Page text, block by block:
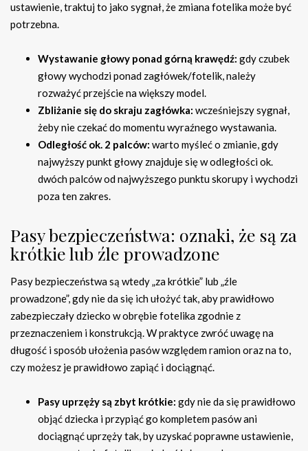
ustawienie, traktuj to jako sygnał, że zmiana fotelika może być
potrzebna.
Wystawanie głowy ponad górną krawędź: gdy czubek
głowy wychodzi ponad zagłówek/fotelik, należy
rozważyć przejście na większy model.
Zbliżanie się do skraju zagłówka: wcześniejszy sygnał,
żeby nie czekać do momentu wyraźnego wystawania.
Odległość ok. 2 palców: warto myśleć o zmianie, gdy
najwyższy punkt głowy znajduje się w odległości ok.
dwóch palców od najwyższego punktu skorupy i wychodzi
poza ten zakres.
Pasy bezpieczeństwa: oznaki, że są za
krótkie lub źle prowadzone
Pasy bezpieczeństwa są wtedy „za krótkie” lub „źle
prowadzone”, gdy nie da się ich ułożyć tak, aby prawidłowo
zabezpieczały dziecko w obrębie fotelika zgodnie z
przeznaczeniem i konstrukcją. W praktyce zwróć uwagę na
długość i sposób ułożenia pasów względem ramion oraz na to,
czy możesz je prawidłowo zapiąć i dociągnąć.
Pasy uprzęży są zbyt krótkie: gdy nie da się prawidłowo
objąć dziecka i przypiąć go kompletem pasów ani
dociągnąć uprzęży tak, by uzyskać poprawne ustawienie,